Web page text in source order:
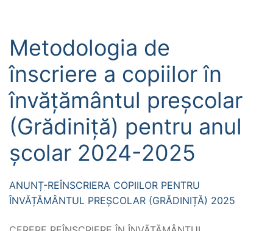
Metodologia de
înscriere a copiilor în
învățământul preșcolar
(Grădiniță) pentru anul
școlar 2024-2025
ANUNȚ-REÎNSCRIERA COPIILOR PENTRU
ÎNVĂȚĂMÂNTUL PREȘCOLAR (GRĂDINIȚĂ) 2025